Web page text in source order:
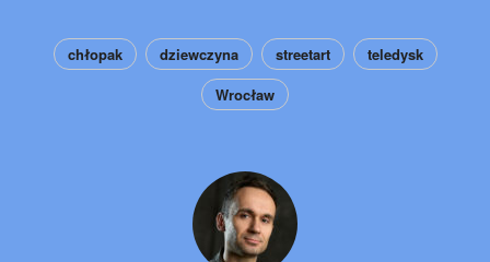
chłopak dziewczyna streetart
teledysk
Wrocław